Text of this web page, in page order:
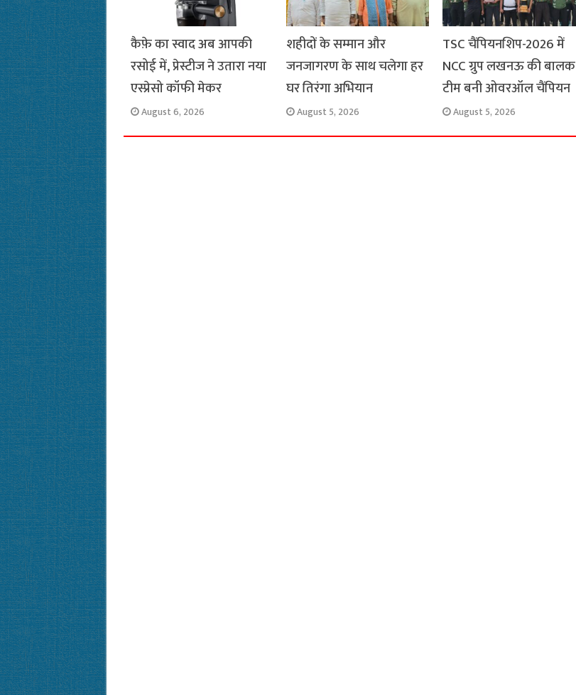
कैफ़े का स्वाद अब आपकी
रसोई में, प्रेस्टीज ने उतारा नया
एस्प्रेसो कॉफी मेकर
August 6, 2026
शहीदों के सम्मान और
जनजागरण के साथ चलेगा हर
घर तिरंगा अभियान
August 5, 2026
TSC चैंपियनशिप-2026 में
NCC ग्रुप लखनऊ की बालक
टीम बनी ओवरऑल चैंपियन
August 5, 2026